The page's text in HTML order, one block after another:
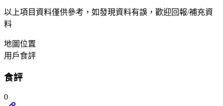
以上項目資料僅供參考，如發現資料有誤，歡迎回報/補充資
料
地圖位置
用戶食評
食評
0